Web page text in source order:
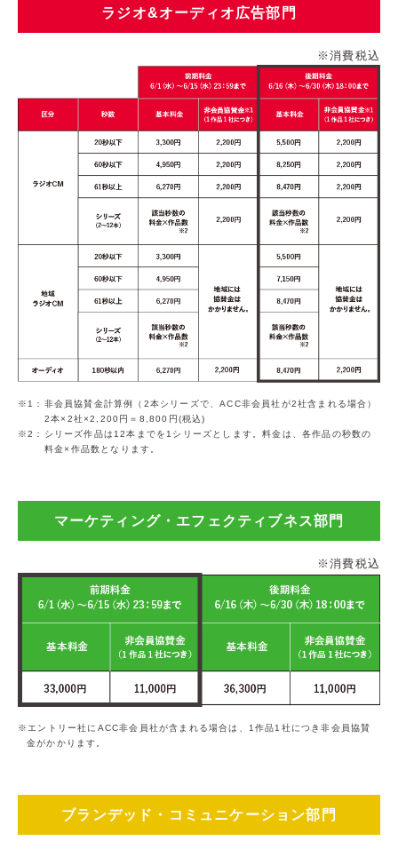
ラジオ&オーディオ広告部門
※消費税込
1：非会員協賛金計算例（2本シリーズで、ACC非会員社が2社含まれる場合）
2本×2社×2,200円＝8,800円(税込)
2：シリーズ作品は12本までを1シリーズとします。料金は、各作品の秒数の
料金×作品数となります。
マーケティング・エフェクティブネス部門
※消費税込
エントリー社にACC非会員社が含まれる場合は、1作品1社につき非会員協賛
金がかかります。
ブランデッド・コミュニケーション部門